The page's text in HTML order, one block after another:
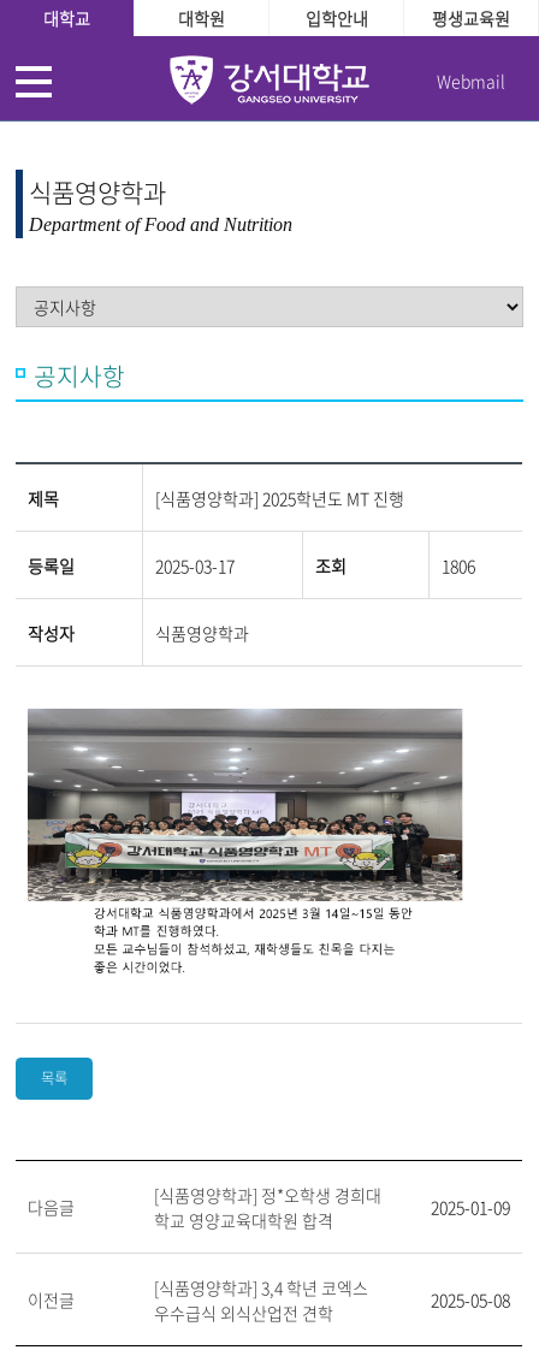
대학교 대학원 입학안내 평생교육원
Webmail
식품영양학과
Department of Food and Nutrition
공지사항
제목 [식품영양학과] 2025학년도 MT 진행
등록일 2025-03-17 조회 1806
작성자 식품영양학과
목록
다음글
[식품영양학과] 정*오학생 경희대
학교 영양교육대학원 합격
2025-01-09
이전글
[식품영양학과] 3,4 학년 코엑스
우수급식 외식산업전 견학
2025-05-08